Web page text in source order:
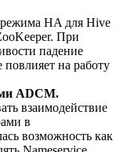
HA для Hive
При
падение
повлияет на работу
ADCM.
взаимодействие
в
возможность как